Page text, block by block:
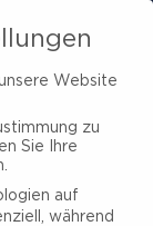
Website
zu
Sie Ihre
auf
während